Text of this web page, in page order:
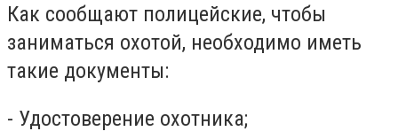
Как сообщают полицейские, чтобы
заниматься охотой, необходимо иметь
такие документы:
- Удостоверение охотника;